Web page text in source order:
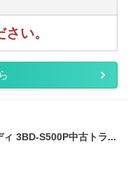
い。
ィ 3BD-S500P中古トラ...